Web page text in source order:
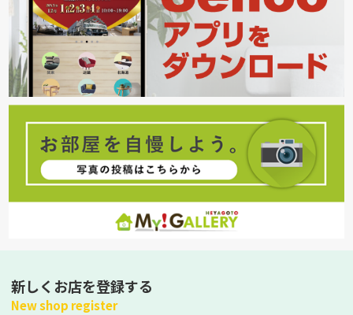
新しくお店を登録する
New shop register